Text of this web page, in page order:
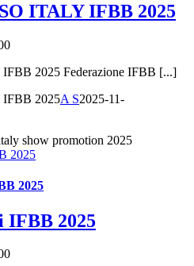
ITALY IFBB 2025
2025 Federazione IFBB [...]
2025A S2025-11-
2025
2025
IFBB 2025